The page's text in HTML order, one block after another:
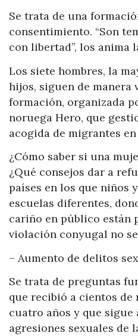
Se trata de una
consentimiento. “Son
con libertad”, los anima
Los siete hombres, la
hijos, siguen de manera
formación, organizada
noruega Hero, que
acogida de migrantes
¿Cómo saber si una
¿Qué consejos dar a
países en los que niños
escuelas diferentes,
cariño en público están
violación conyugal no
– Aumento de delitos
Se trata de preguntas
que recibió a cientos de
cuatro años y que
agresiones sexuales de